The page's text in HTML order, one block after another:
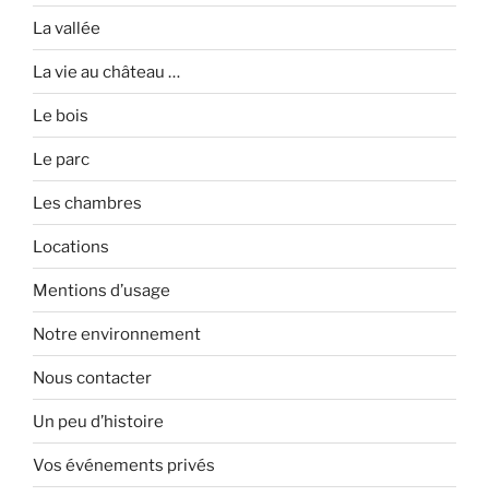
La vallée
La vie au château …
Le bois
Le parc
Les chambres
Locations
Mentions d’usage
Notre environnement
Nous contacter
Un peu d’histoire
Vos événements privés